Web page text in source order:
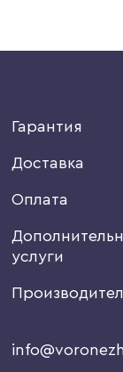
Гарантия
Доставка
Оплата
услуги